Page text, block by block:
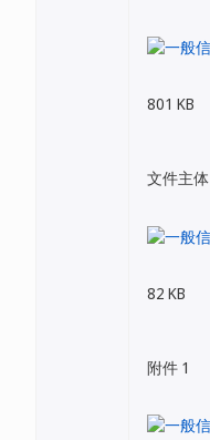
801 KB
文件主体
82 KB
附件 1